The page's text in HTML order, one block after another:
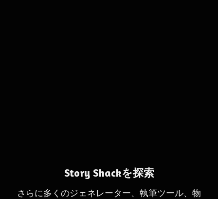
Story Shackを探索
さらに多くのジェネレーター、執筆ツール、物